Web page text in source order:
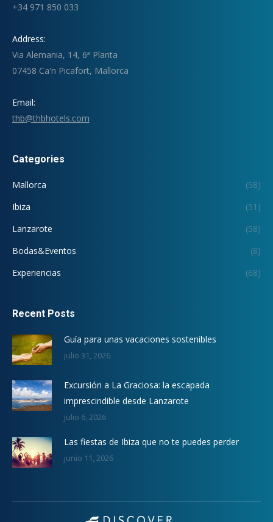
+34 971 850 033
Address:
Via Alemania, 14, 6ª Planta
07458 Ca'n Picafort, Mallorca
Email:
thb@thbhotels.com
Categories
Mallorca
(58)
Ibiza
(51)
Lanzarote
(58)
Bodas&Eventos
(8)
Experiencias
(68)
Recent Posts
Guía para unas vacaciones sostenibles
julio 31, 2026
Excursión a La Graciosa: la escapada
imprescindible desde Lanzarote
julio 6, 2026
Las fiestas de Ibiza que no te puedes perder
junio 11, 2026